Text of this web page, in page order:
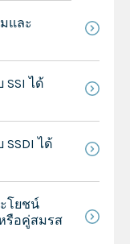
และ
ได้
ได้
โยชน์
รือคู่สมรส